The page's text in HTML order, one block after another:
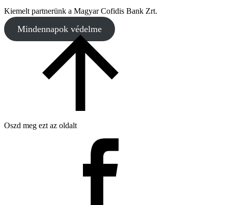
Kiemelt partnerünk a Magyar Cofidis Bank Zrt.
Mindennapok védelme
Oszd meg ezt az oldalt